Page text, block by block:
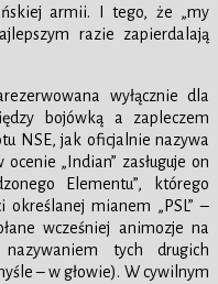
armii. I tego, że „my
razie zapierdalają
wyłącznie dla
bojówką a zapleczem
NSE, jak oficjalnie nazywa
„Indian” zasługuje on
Elementu”, którego
określanej mianem „PSL” –
wcześniej animozje na
nazywaniem tych drugich
– w głowie). W cywilnym